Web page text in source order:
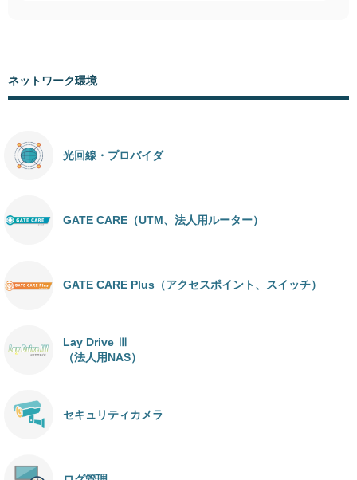
ネットワーク環境
光回線・プロバイダ
GATE CARE（UTM、法人用ルーター）
GATE CARE Plus（アクセスポイント、スイッチ）
Lay Drive Ⅲ
（法人用NAS）
セキュリティカメラ